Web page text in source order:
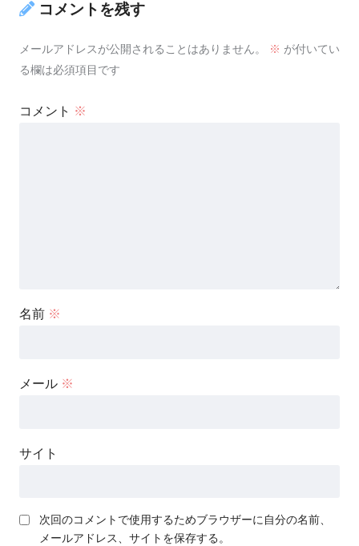
コメントを残す
メールアドレスが公開されることはありません。 ※ が付いてい
る欄は必須項目です
コメント ※
名前 ※
メール ※
サイト
次回のコメントで使用するためブラウザーに自分の名前、
メールアドレス、サイトを保存する。